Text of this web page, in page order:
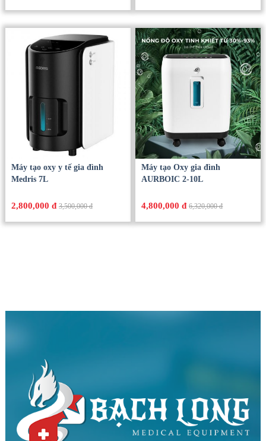
Máy tạo oxy y tế gia đình
Medris 7L
2,800,000 đ 3,500,000 đ
Máy tạo Oxy gia đình
AURBOIC 2-10L
4,800,000 đ 6,320,000 đ